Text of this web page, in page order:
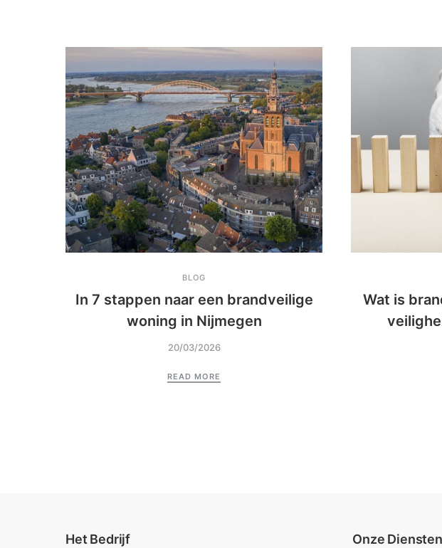
BLOG
In 7 stappen naar een brandveilige
woning in Nijmegen
20/03/2026
READ MORE
Wat is
Het Bedrijf Onze Diensten